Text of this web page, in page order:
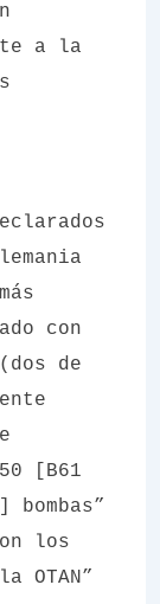
a la
con
de
[B61
los
OTAN”